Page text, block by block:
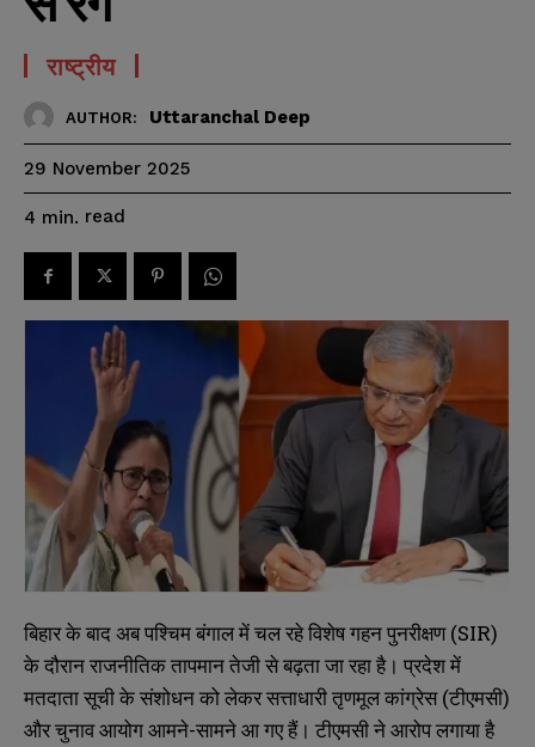
राष्ट्रीय
AUTHOR: Uttaranchal Deep
29 November 2025
4 min. read
बिहार के बाद अब पश्चिम बंगाल में चल रहे विशेष गहन पुनरीक्षण (SIR)
के दौरान राजनीतिक तापमान तेजी से बढ़ता जा रहा है। प्रदेश में
मतदाता सूची के संशोधन को लेकर सत्ताधारी तृणमूल कांग्रेस (टीएमसी)
और चुनाव आयोग आमने-सामने आ गए हैं। टीएमसी ने आरोप लगाया है